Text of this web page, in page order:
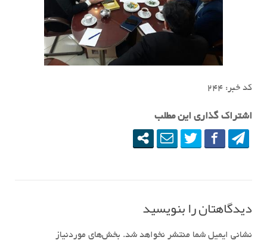
کد خبر: ٢۴۴
اشتراک گذاری این مطلب
دیدگاهتان را بنویسید
نشانی ایمیل شما منتشر نخواهد شد. بخش‌های موردنیاز